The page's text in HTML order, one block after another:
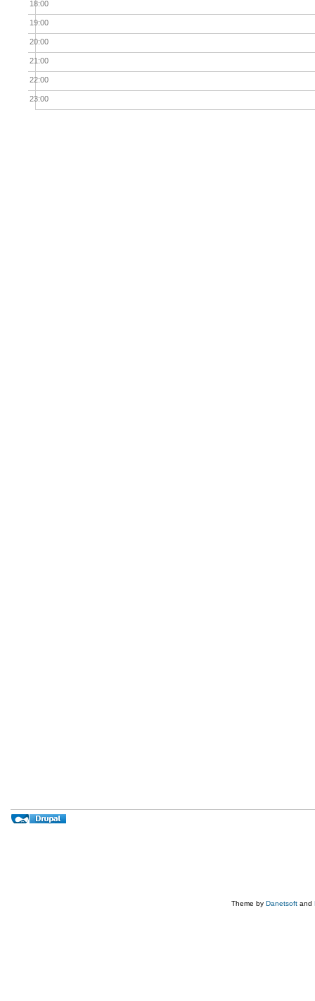
18:00
19:00
20:00
21:00
22:00
23:00
Theme by Danetsoft and